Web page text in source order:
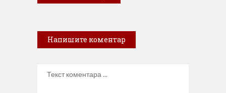
Напишите коментар